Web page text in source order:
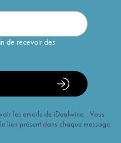
de recevoir des
les emails de iDealwine. Vous
lien présent dans chaque message.